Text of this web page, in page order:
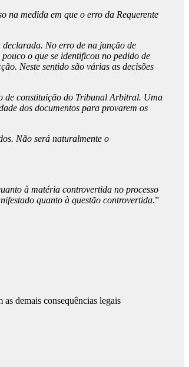
na medida em que o erro da Requerente
No erro de na junção de
o que se identificou no pedido de
Neste sentido são várias as decisões
de constituição do Tribunal Arbitral. Uma
dos documentos para provarem os
Não será naturalmente o
à matéria controvertida no processo
quanto à questão controvertida.”
demais consequências legais